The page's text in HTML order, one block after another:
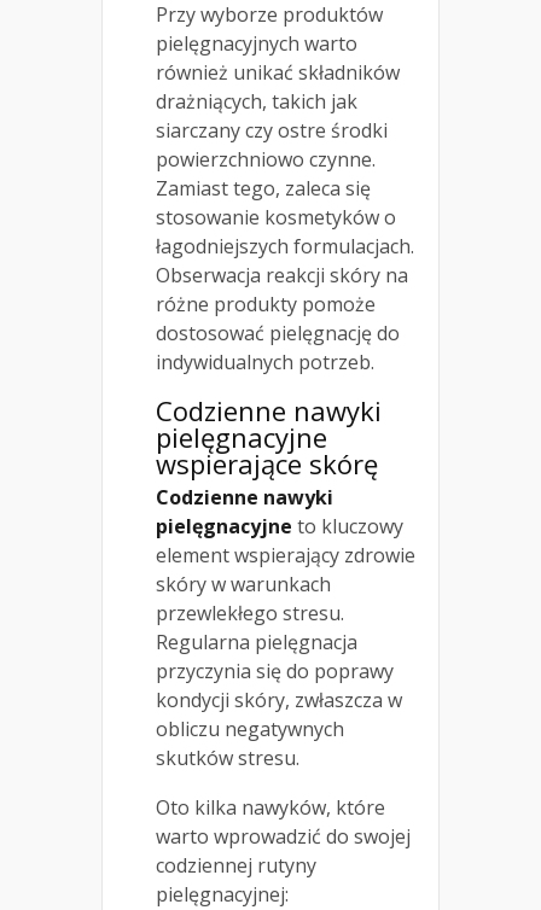
Przy wyborze produktów
pielęgnacyjnych warto
również unikać składników
drażniących, takich jak
siarczany czy ostre środki
powierzchniowo czynne.
Zamiast tego, zaleca się
stosowanie kosmetyków o
łagodniejszych formulacjach.
Obserwacja reakcji skóry na
różne produkty pomoże
dostosować pielęgnację do
indywidualnych potrzeb.
Codzienne nawyki
pielęgnacyjne
wspierające skórę
Codzienne nawyki
pielęgnacyjne to kluczowy
element wspierający zdrowie
skóry w warunkach
przewlekłego stresu.
Regularna pielęgnacja
przyczynia się do poprawy
kondycji skóry, zwłaszcza w
obliczu negatywnych
skutków stresu.
Oto kilka nawyków, które
warto wprowadzić do swojej
codziennej rutyny
pielęgnacyjnej: